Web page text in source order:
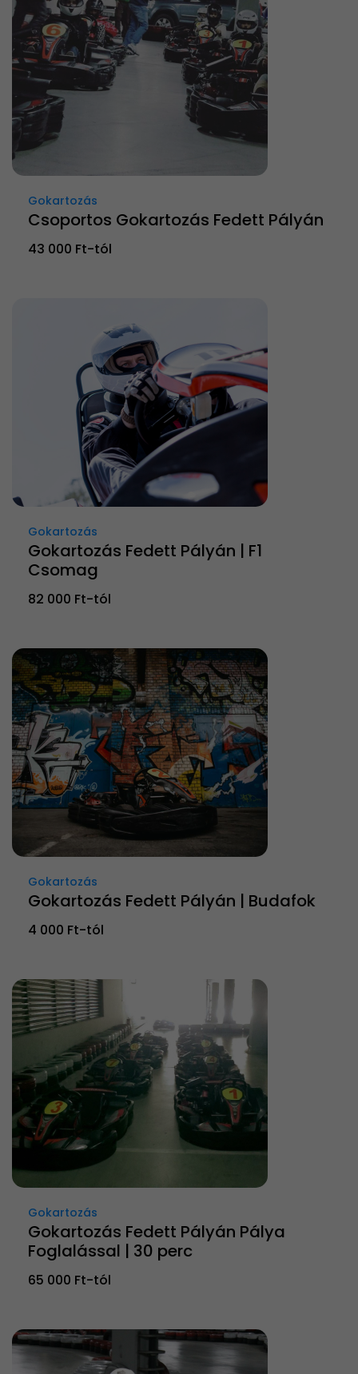
Gokartozás
Csoportos Gokartozás Fedett Pályán
43 000 Ft-tól
Gokartozás
Gokartozás Fedett Pályán | F1
Csomag
82 000 Ft-tól
Gokartozás
Gokartozás Fedett Pályán | Budafok
4 000 Ft-tól
Gokartozás
Gokartozás Fedett Pályán Pálya
Foglalással | 30 perc
65 000 Ft-tól